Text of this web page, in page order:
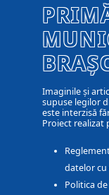
Imaginile și
supuse legilor
este interzisă
Proiect realizat
datelor cu
Politica